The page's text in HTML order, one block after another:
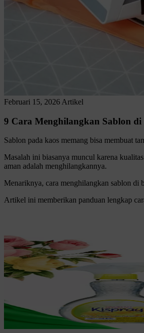
Februari 15, 2026 Artikel
9 Cara Menghilangkan Sablon di
Sablon pada kaos memang bisa membuat
Masalah ini biasanya muncul karena
aman adalah menghilangkannya.
Menariknya, cara menghilangkan sablon di
Artikel ini memberikan panduan lengkap